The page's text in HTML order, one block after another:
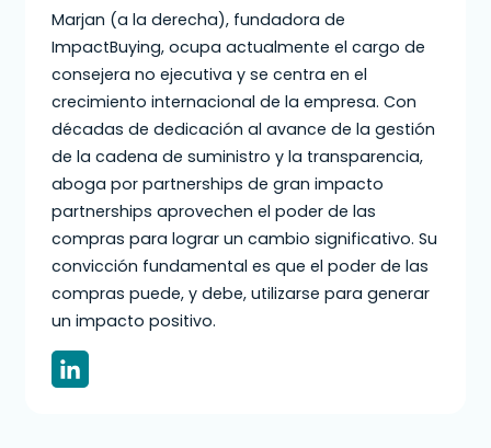
Marjan (a la derecha), fundadora de
ImpactBuying, ocupa actualmente el cargo de
consejera no ejecutiva y se centra en el
crecimiento internacional de la empresa. Con
décadas de dedicación al avance de la gestión
de la cadena de suministro y la transparencia,
aboga por partnerships de gran impacto
partnerships aprovechen el poder de las
compras para lograr un cambio significativo. Su
convicción fundamental es que el poder de las
compras puede, y debe, utilizarse para generar
un impacto positivo.